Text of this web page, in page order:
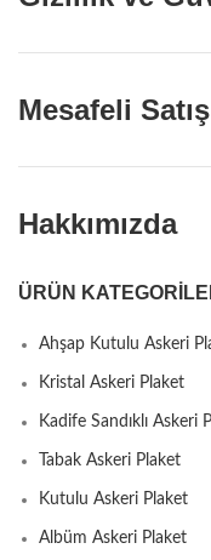
Mesafeli
Hakkımızda
ÜRÜN
Ahşap Kutulu Askeri
Kristal Askeri Plaket
Kadife Sandıklı Askeri
Tabak Askeri Plaket
Kutulu Askeri Plaket
Albüm Askeri Plaket